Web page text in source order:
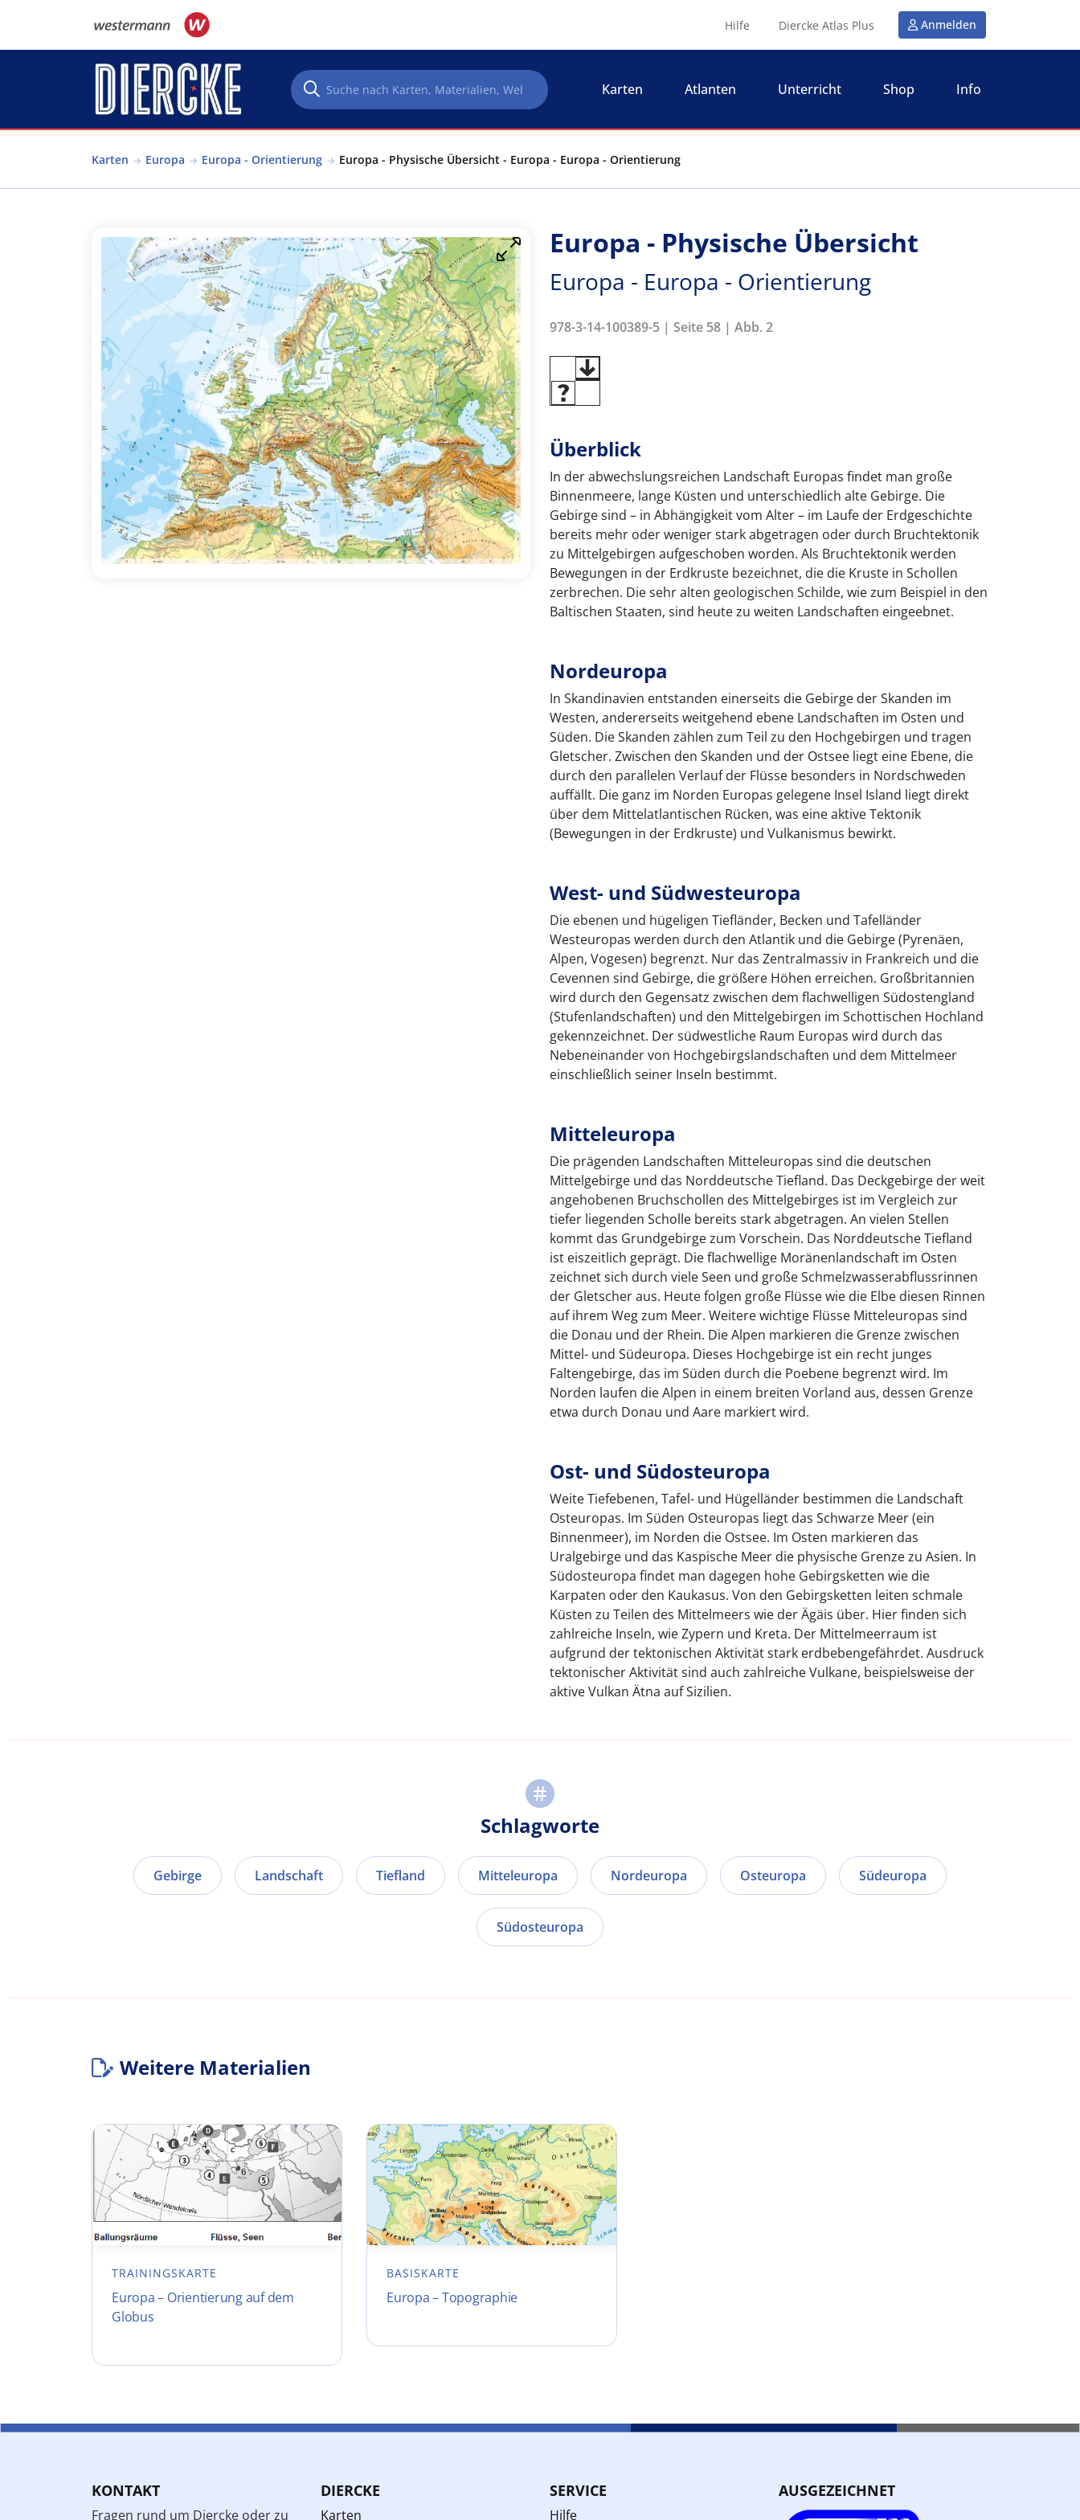
Hilfe Diercke Atlas Plus Anmelden
Karten Atlanten Unterricht Shop Info
Karten Europa Europa - Orientierung Europa - Physische Übersicht - Europa - Europa - Orientierung
Europa - Physische Übersicht
Europa - Europa - Orientierung
978-3-14-100389-5 | Seite 58 | Abb. 2
Überblick
In der abwechslungsreichen Landschaft Europas findet man große
Binnenmeere, lange Küsten und unterschiedlich alte Gebirge. Die
Gebirge sind – in Abhängigkeit vom Alter – im Laufe der Erdgeschichte
bereits mehr oder weniger stark abgetragen oder durch Bruchtektonik
zu Mittelgebirgen aufgeschoben worden. Als Bruchtektonik werden
Bewegungen in der Erdkruste bezeichnet, die die Kruste in Schollen
zerbrechen. Die sehr alten geologischen Schilde, wie zum Beispiel in den
Baltischen Staaten, sind heute zu weiten Landschaften eingeebnet.
Nordeuropa
In Skandinavien entstanden einerseits die Gebirge der Skanden im
Westen, andererseits weitgehend ebene Landschaften im Osten und
Süden. Die Skanden zählen zum Teil zu den Hochgebirgen und tragen
Gletscher. Zwischen den Skanden und der Ostsee liegt eine Ebene, die
durch den parallelen Verlauf der Flüsse besonders in Nordschweden
auffällt. Die ganz im Norden Europas gelegene Insel Island liegt direkt
über dem Mittelatlantischen Rücken, was eine aktive Tektonik
(Bewegungen in der Erdkruste) und Vulkanismus bewirkt.
West- und Südwesteuropa
Die ebenen und hügeligen Tiefländer, Becken und Tafelländer
Westeuropas werden durch den Atlantik und die Gebirge (Pyrenäen,
Alpen, Vogesen) begrenzt. Nur das Zentralmassiv in Frankreich und die
Cevennen sind Gebirge, die größere Höhen erreichen. Großbritannien
wird durch den Gegensatz zwischen dem flachwelligen Südostengland
(Stufenlandschaften) und den Mittelgebirgen im Schottischen Hochland
gekennzeichnet. Der südwestliche Raum Europas wird durch das
Nebeneinander von Hochgebirgslandschaften und dem Mittelmeer
einschließlich seiner Inseln bestimmt.
Mitteleuropa
Die prägenden Landschaften Mitteleuropas sind die deutschen
Mittelgebirge und das Norddeutsche Tiefland. Das Deckgebirge der weit
angehobenen Bruchschollen des Mittelgebirges ist im Vergleich zur
tiefer liegenden Scholle bereits stark abgetragen. An vielen Stellen
kommt das Grundgebirge zum Vorschein. Das Norddeutsche Tiefland
ist eiszeitlich geprägt. Die flachwellige Moränenlandschaft im Osten
zeichnet sich durch viele Seen und große Schmelzwasserabflussrinnen
der Gletscher aus. Heute folgen große Flüsse wie die Elbe diesen Rinnen
auf ihrem Weg zum Meer. Weitere wichtige Flüsse Mitteleuropas sind
die Donau und der Rhein. Die Alpen markieren die Grenze zwischen
Mittel- und Südeuropa. Dieses Hochgebirge ist ein recht junges
Faltengebirge, das im Süden durch die Poebene begrenzt wird. Im
Norden laufen die Alpen in einem breiten Vorland aus, dessen Grenze
etwa durch Donau und Aare markiert wird.
Ost- und Südosteuropa
Weite Tiefebenen, Tafel- und Hügelländer bestimmen die Landschaft
Osteuropas. Im Süden Osteuropas liegt das Schwarze Meer (ein
Binnenmeer), im Norden die Ostsee. Im Osten markieren das
Uralgebirge und das Kaspische Meer die physische Grenze zu Asien. In
Südosteuropa findet man dagegen hohe Gebirgsketten wie die
Karpaten oder den Kaukasus. Von den Gebirgsketten leiten schmale
Küsten zu Teilen des Mittelmeers wie der Ägäis über. Hier finden sich
zahlreiche Inseln, wie Zypern und Kreta. Der Mittelmeerraum ist
aufgrund der tektonischen Aktivität stark erdbebengefährdet. Ausdruck
tektonischer Aktivität sind auch zahlreiche Vulkane, beispielsweise der
aktive Vulkan Ätna auf Sizilien.
Schlagworte
Gebirge Landschaft Tiefland Mitteleuropa Nordeuropa Osteuropa Südeuropa
Südosteuropa
Weitere Materialien
TRAININGSKARTE
Europa – Orientierung auf dem
Globus
BASISKARTE
Europa – Topographie
KONTAKT
Fragen rund um Diercke oder zu
DIERCKE
Karten
SERVICE
Hilfe
AUSGEZEICHNET